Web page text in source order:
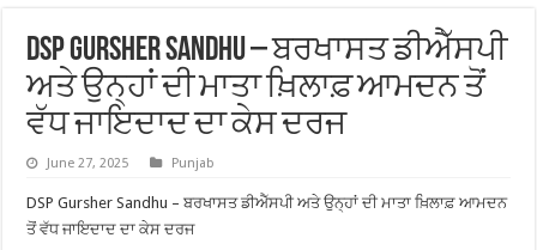
DSP Gursher Sandhu – ਬਰਖਾਸਤ ਡੀਐੱਸਪੀ
ਅਤੇ ਉਨ੍ਹਾਂ ਦੀ ਮਾਤਾ ਖ਼ਿਲਾਫ਼ ਆਮਦਨ ਤੋਂ
ਵੱਧ ਜਾਇਦਾਦ ਦਾ ਕੇਸ ਦਰਜ
June 27, 2025 Punjab
DSP Gursher Sandhu – ਬਰਖਾਸਤ ਡੀਐੱਸਪੀ ਅਤੇ ਉਨ੍ਹਾਂ ਦੀ ਮਾਤਾ ਖ਼ਿਲਾਫ਼ ਆਮਦਨ
ਤੋਂ ਵੱਧ ਜਾਇਦਾਦ ਦਾ ਕੇਸ ਦਰਜ